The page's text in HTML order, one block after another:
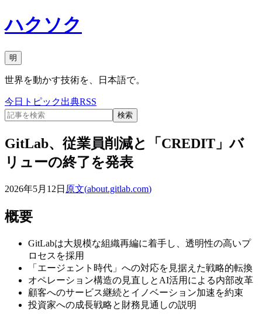
ハクソク
明
世界を動かす技術を、日本語で。
今日 トピック出典RSS
検索
GitLab、従業員削減と「CREDIT」バ
リューの終了を発表
2026年5月12日 原文(about.gitlab.com)
概要
GitLabは大規模な組織再編に着手し、透明性の高いプ
ロセスを採用
「エージェント時代」への対応を見据えた戦略的転換
オペレーション構造の見直しとAI活用による内部改革
顧客へのサービス継続とイノベーション加速を約束
投資家への成長戦略と財務見通しの説明